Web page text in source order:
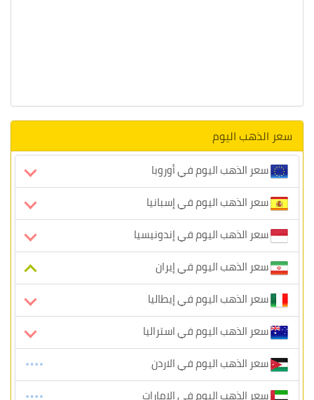
سعر الذهب اليوم
سعر الذهب اليوم في أوروبا
سعر الذهب اليوم في إسبانيا
سعر الذهب اليوم في إندونيسيا
سعر الذهب اليوم في إيران
سعر الذهب اليوم في إيطاليا
سعر الذهب اليوم في استراليا
سعر الذهب اليوم في الاردن
سعر الذهب اليوم في الامارات